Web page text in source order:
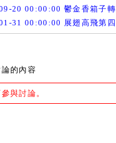
20 00:00:00 鬱金香箱子轉
31 00:00:00 展翅高飛第
的內容
與討論。